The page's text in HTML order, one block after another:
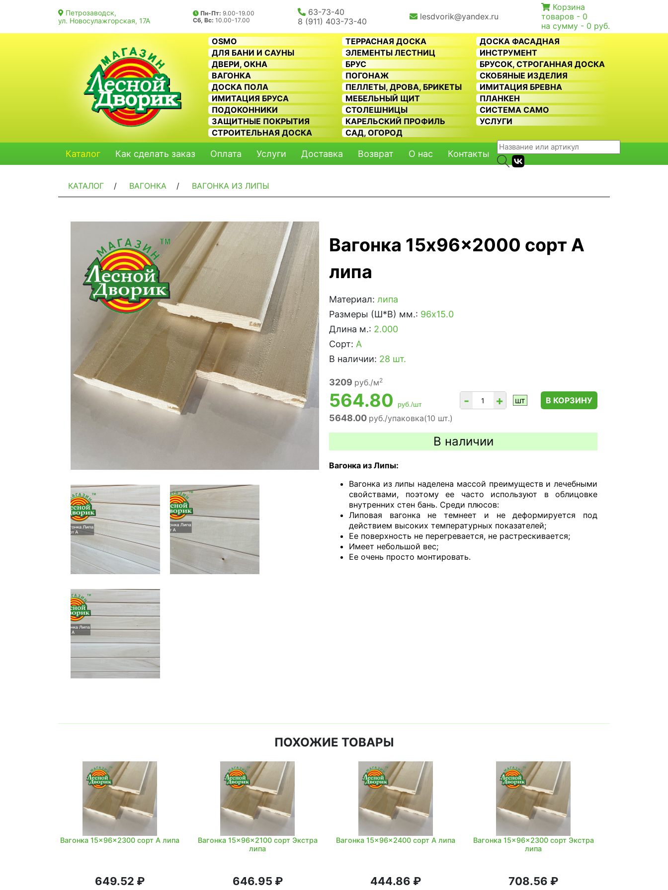
Петрозаводск,
ул. Новосулажгорская, 17А
Пн-Пт: 9.00-19.00
Сб, Вс: 10.00-17.00
63-73-40
8 (911) 403-73-40
lesdvorik@yandex.ru
Корзина
товаров - 0
на сумму - 0 руб.
OSMO
ТЕРРАСНАЯ ДОСКА
ДОСКА ФАСАДНАЯ
ДЛЯ БАНИ И САУНЫ
ЭЛЕМЕНТЫ ЛЕСТНИЦ
ИНСТРУМЕНТ
ДВЕРИ, ОКНА
БРУС
БРУСОК, СТРОГАННАЯ ДОСКА
ВАГОНКА
ПОГОНАЖ
СКОБЯНЫЕ ИЗДЕЛИЯ
ДОСКА ПОЛА
ПЕЛЛЕТЫ, ДРОВА, БРИКЕТЫ
ИМИТАЦИЯ БРЕВНА
ИМИТАЦИЯ БРУСА
МЕБЕЛЬНЫЙ ЩИТ
ПЛАНКЕН
ПОДОКОННИКИ
СТОЛЕШНИЦЫ
СИСТЕМА CAMO
ЗАЩИТНЫЕ ПОКРЫТИЯ
КАРЕЛЬСКИЙ ПРОФИЛЬ
УСЛУГИ
СТРОИТЕЛЬНАЯ ДОСКА
САД, ОГОРОД
Каталог Как сделать заказ Оплата Услуги Доставка Возврат О нас Контакты
КАТАЛОГ / ВАГОНКА / ВАГОНКА ИЗ ЛИПЫ
Вагонка 15x96x2000 сорт А
липа
Материал: липа
Размеры (Ш*В) мм.: 96х15.0
Длина м.: 2.000
Сорт: А
В наличии: 28 шт.
3209 руб./м2
564.80 руб./шт
5648.00 руб./упаковка(10 шт.)
- + шт В КОРЗИНУ
В наличии
Вагонка из Липы:
Вагонка из липы наделена массой преимуществ и лечебными
свойствами, поэтому ее часто используют в облицовке
внутренних стен бань. Среди плюсов:
Липовая вагонка не темнеет и не деформируется под
действием высоких температурных показателей;
Ее поверхность не перегревается, не растрескивается;
Имеет небольшой вес;
Ее очень просто монтировать.
ПОХОЖИЕ ТОВАРЫ
Вагонка 15x96x2300 сорт А липа
649.52 ₽
Вагонка 15x96x2100 сорт Экстра
липа
646.95 ₽
Вагонка 15x96x2400 сорт А липа
444.86 ₽
Вагонка 15x96x2300 сорт Экстра
липа
708.56 ₽